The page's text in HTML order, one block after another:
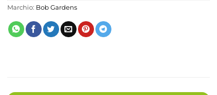
Marchio: Bob Gardens